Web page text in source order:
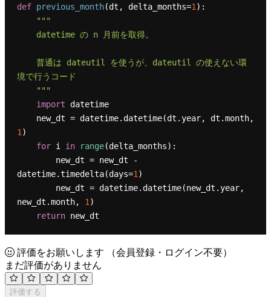
def previous_month(dt, delta_months=1 ):
"""
境で行うコード
    """
import datetime
1 )
for i in range(delta_months):
datetime.timedelta(days=1 )
new_dt.month, 1 )
return
評価をお願いします
（会員登録・ログイン不要）
まだ評価がありません
評価する